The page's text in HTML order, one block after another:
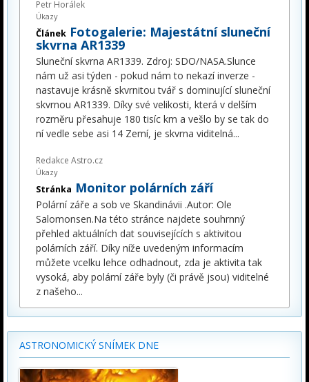
Petr Horálek
Úkazy
Článek Fotogalerie: Majestátní sluneční
skvrna AR1339
Sluneční skvrna AR1339. Zdroj: SDO/NASA.Slunce
nám už asi týden - pokud nám to nekazí inverze -
nastavuje krásně skvrnitou tvář s dominující sluneční
skvrnou AR1339. Díky své velikosti, která v delším
rozměru přesahuje 180 tisíc km a vešlo by se tak do
ní vedle sebe asi 14 Zemí, je skvrna viditelná...
Redakce Astro.cz
Úkazy
Stránka Monitor polárních září
Polární záře a sob ve Skandinávii .Autor: Ole
Salomonsen.Na této stránce najdete souhrnný
přehled aktuálních dat souvisejících s aktivitou
polárních září. Díky níže uvedeným informacím
můžete vcelku lehce odhadnout, zda je aktivita tak
vysoká, aby polární záře byly (či právě jsou) viditelné
z našeho...
ASTRONOMICKÝ SNÍMEK DNE